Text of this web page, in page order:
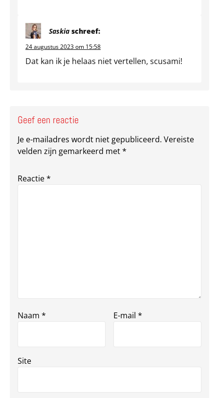
Saskia schreef:
24 augustus 2023 om 15:58
Dat kan ik je helaas niet vertellen, scusami!
Geef een reactie
Je e-mailadres wordt niet gepubliceerd. Vereiste
velden zijn gemarkeerd met*
Reactie*
Naam * E-mail *
Site